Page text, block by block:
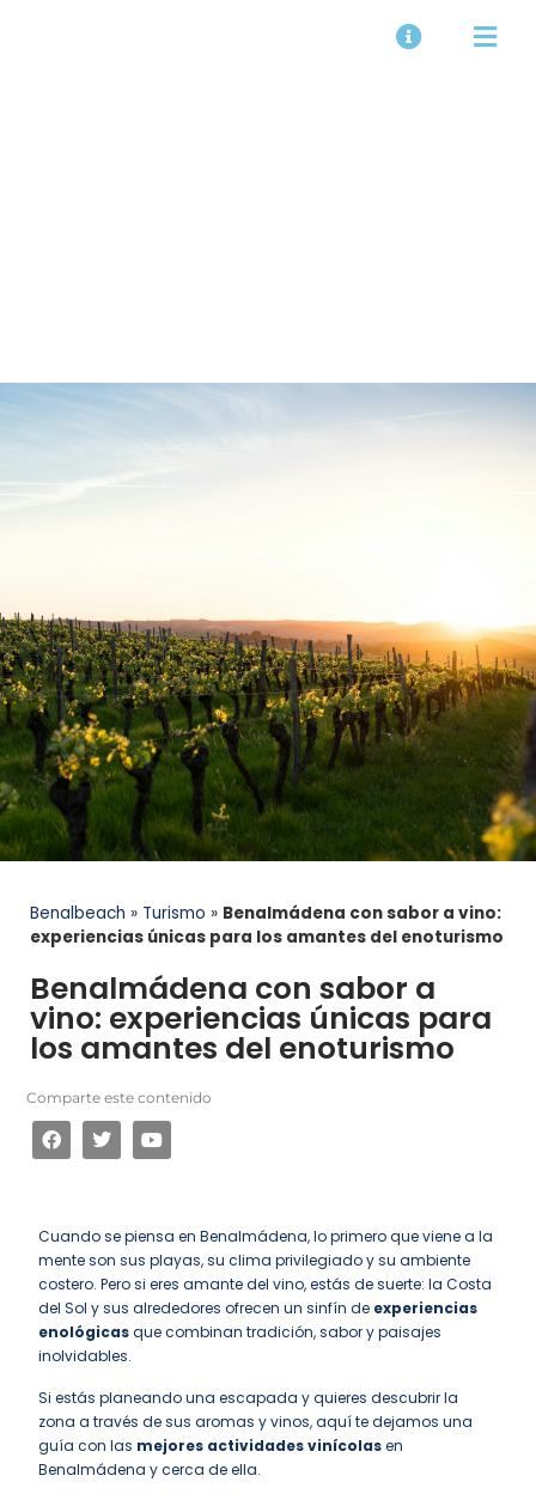
Benalbeach » Turismo » Benalmádena con sabor a vino:
experiencias únicas para los amantes del enoturismo
Benalmádena con sabor a
vino: experiencias únicas para
los amantes del enoturismo
Comparte este contenido
Cuando se piensa en Benalmádena, lo primero que viene a la
mente son sus playas, su clima privilegiado y su ambiente
costero. Pero si eres amante del vino, estás de suerte: la Costa
del Sol y sus alrededores ofrecen un sinfín de experiencias
enológicasque combinan tradición, sabor y paisajes
inolvidables.
Si estás planeando una escapada y quieres descubrir la
zona a través de sus aromas y vinos, aquí te dejamos una
guía con las mejores actividades vinícolasen
Benalmádena y cerca de ella.